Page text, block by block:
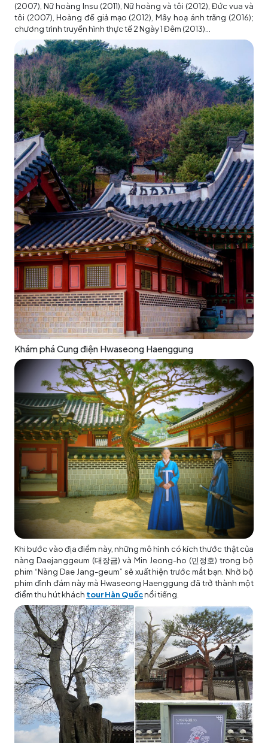
(2007), Nữ hoàng Insu (2011), Nữ hoàng và tôi (2012), Đức vua và
tôi (2007), Hoàng đế giả mạo (2012), Mây hoạ ánh trăng (2016);
chương trình truyền hình thực tế 2 Ngày 1 Đêm (2013)...
Khám phá Cung điện Hwaseong Haenggung
Khi bước vào địa điểm này, những mô hình có kích thước thật của
nàng Daejanggeum (대장금) và Min Jeong-ho (민정호) trong bộ
phim “Nàng Dae Jang-geum” sẽ xuất hiện trước mắt bạn. Nhờ bộ
phim đình đám này mà Hwaseong Haenggung đã trở thành một
điểm thu hút khách tour Hàn Quốcnổi tiếng.